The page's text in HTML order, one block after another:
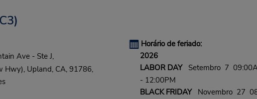
Ave - Ste J,
Hwy), Upland, CA, 91786,
Horário de feriado:
2026
LABOR DAYSetembro 7
- 12:00PM
BLACK FRIDAYNovembro 27